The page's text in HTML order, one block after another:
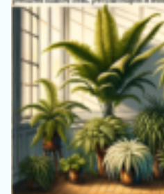
видов
фикусов